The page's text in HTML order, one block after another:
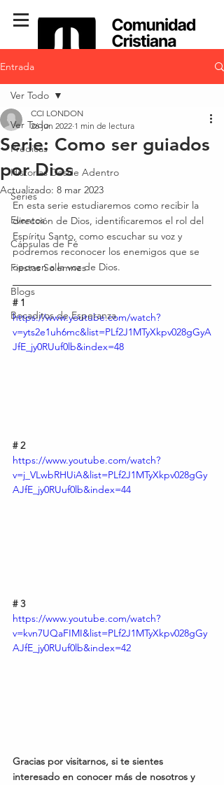
Entrada
Ver Todo
Predicas
Historias Desde Adentro
Series
Eventos
Cápsulas de Fé
Fiestas Solemnes
Blogs
Bocaditos de Esperanza
Ver Todo
Serie: Como ser guiados
por Dios
CCI LONDON
26 jun 2022 1 min de lectura
Actualizado: 8 mar 2023
En esta serie estudiaremos como recibir la
dirección de Dios, identificaremos el rol del
Espíritu Santo, como escuchar su voz y
podremos reconocer los enemigos que se
oponen a la voz de Dios.
# 1
https://www.youtube.com/watch?
v=yts2e1uh6mc&list=PLf2J1MTyXkpv028gGyA
JfE_jy0RUuf0lb&index=48
# 2
https://www.youtube.com/watch?
v=j_VLwbRHUiA&list=PLf2J1MTyXkpv028gGy
AJfE_jy0RUuf0lb&index=44
# 3
https://www.youtube.com/watch?
v=kvn7UQaFIMI&list=PLf2J1MTyXkpv028gGy
AJfE_jy0RUuf0lb&index=42
Gracias por visitarnos, si te sientes
interesado en conocer más de nosotros y